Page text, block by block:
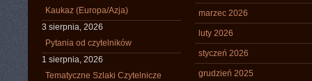
Kaukaz (Europa/Azja)
3 sierpnia, 2026
Pytania od czytelników
1 sierpnia, 2026
Tematyczne Szlaki Czytelnicze
marzec 2026
luty 2026
styczeń 2026
grudzień 2025